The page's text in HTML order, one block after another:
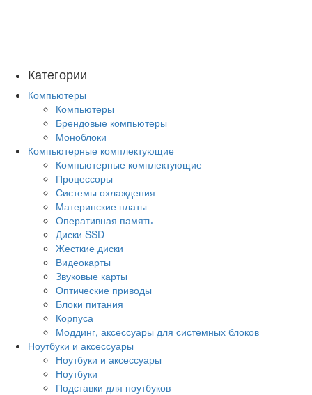
Категории
Компьютеры
Компьютеры
Брендовые компьютеры
Моноблоки
Компьютерные комплектующие
Компьютерные комплектующие
Процессоры
Системы охлаждения
Материнские платы
Оперативная память
Диски SSD
Жесткие диски
Видеокарты
Звуковые карты
Оптические приводы
Блоки питания
Корпуса
Моддинг, аксессуары для системных блоков
Ноутбуки и аксессуары
Ноутбуки и аксессуары
Ноутбуки
Подставки для ноутбуков